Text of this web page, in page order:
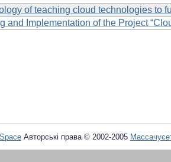
of teaching cloud technologies to
and Implementation of the Project
Авторські права © 2002-2005